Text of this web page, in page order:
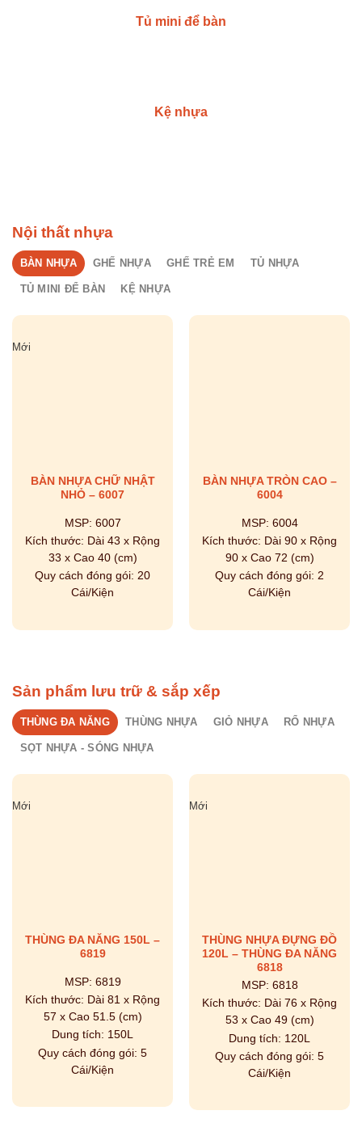
Tủ mini để bàn
Kệ nhựa
Nội thất nhựa
BÀN NHỰA GHẾ NHỰA GHẾ TRẺ EM TỦ NHỰA
TỦ MINI ĐỂ BÀN KỆ NHỰA
Mới
BÀN NHỰA CHỮ NHẬT
NHỎ – 6007
MSP: 6007
Kích thước: Dài 43 x Rộng
33 x Cao 40 (cm)
Quy cách đóng gói: 20
Cái/Kiện
BÀN NHỰA TRÒN CAO –
6004
MSP: 6004
Kích thước: Dài 90 x Rộng
90 x Cao 72 (cm)
Quy cách đóng gói: 2
Cái/Kiện
Sản phẩm lưu trữ & sắp xếp
THÙNG ĐA NĂNG THÙNG NHỰA GIỎ NHỰA RỔ NHỰA
SỌT NHỰA - SÓNG NHỰA
Mới
THÙNG ĐA NĂNG 150L –
6819
MSP: 6819
Kích thước: Dài 81 x Rộng
57 x Cao 51.5 (cm)
Dung tích: 150L
Quy cách đóng gói: 5
Cái/Kiện
Mới
THÙNG NHỰA ĐỰNG ĐỒ
120L – THÙNG ĐA NĂNG
6818
MSP: 6818
Kích thước: Dài 76 x Rộng
53 x Cao 49 (cm)
Dung tích: 120L
Quy cách đóng gói: 5
Cái/Kiện